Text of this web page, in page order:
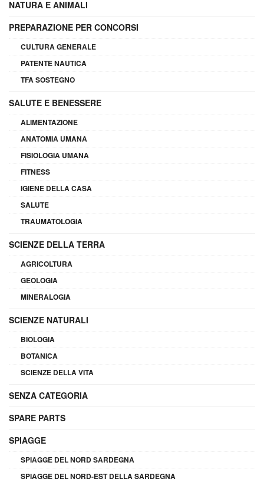
NATURA E ANIMALI
PREPARAZIONE PER CONCORSI
CULTURA GENERALE
PATENTE NAUTICA
TFA SOSTEGNO
SALUTE E BENESSERE
ALIMENTAZIONE
ANATOMIA UMANA
FISIOLOGIA UMANA
FITNESS
IGIENE DELLA CASA
SALUTE
TRAUMATOLOGIA
SCIENZE DELLA TERRA
AGRICOLTURA
GEOLOGIA
MINERALOGIA
SCIENZE NATURALI
BIOLOGIA
BOTANICA
SCIENZE DELLA VITA
SENZA CATEGORIA
SPARE PARTS
SPIAGGE
SPIAGGE DEL NORD SARDEGNA
SPIAGGE DEL NORD-EST DELLA SARDEGNA